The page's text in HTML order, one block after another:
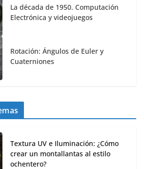
La década de 1950. Computación
Electrónica y videojuegos
Rotación: Ángulos de Euler y
Cuaterniones
Textura UV e Iluminación: ¿Cómo
crear un montallantas al estilo
ochentero?